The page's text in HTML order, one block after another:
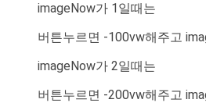
imageNow가 1일때는
버튼누르면 -100vw해주고
imageNow가 2일때는
버튼누르면 -200vw해주고